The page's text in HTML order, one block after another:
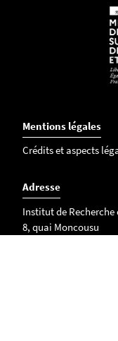
Mentions légales
Crédits et aspects
Adresse
Institut de
8, quai Moncousu